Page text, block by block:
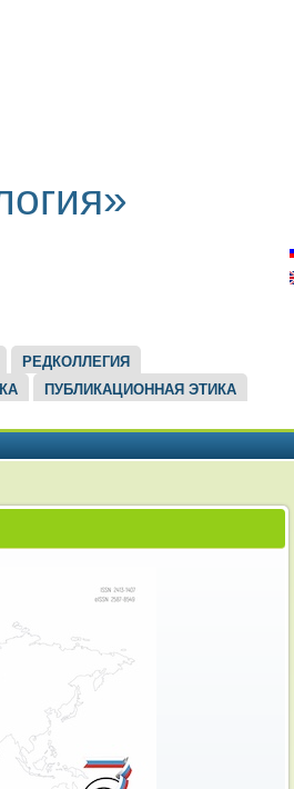
РЕДКОЛЛЕГИЯ
ПУБЛИКАЦИОННАЯ ЭТИКА